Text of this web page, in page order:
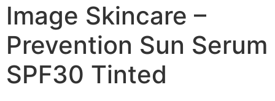
Image Skincare –
Prevention Sun Serum
SPF30 Tinted